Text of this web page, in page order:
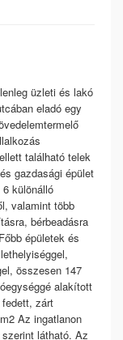
üzleti és lakó
eladó egy
található telek
gazdasági épület
különálló
valamint több
bérbeadásra
épületek és
összesen 147
alakított
zárt
Az ingatlanon
látható. Az